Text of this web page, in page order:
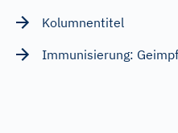
Kolumnentitel
Immunisierung: